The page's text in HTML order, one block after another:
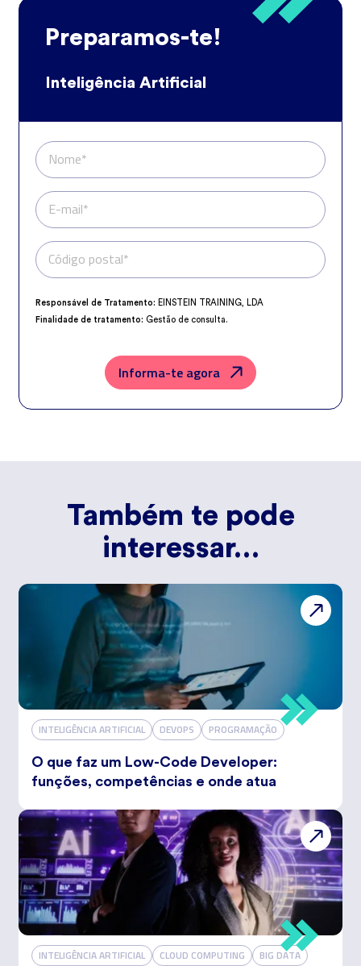
Preparamos-te!
Inteligência Artificial
Nome*
E-mail*
Telefone*
Código postal*
Responsável de Tratamento: EINSTEIN TRAINING, LDA
Finalidade de tratamento: Gestão de consulta.
aceder, retificar e excluir os dados, bem como outros direitos,
conforme o explicito naPolítica de Privacidade.
Informa-te agora
Também te pode
interessar…
INTELIGÊNCIA ARTIFICIAL DEVOPS PROGRAMAÇÃO
O que faz um Low-Code Developer:
funções, competências e onde atua
INTELIGÊNCIA ARTIFICIAL CLOUD COMPUTING BIG DATA